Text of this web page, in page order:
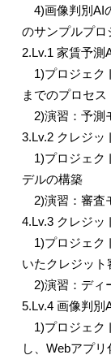
4)画像判別 AI
のサンプルプロ
2.Lv.1 家賃予測
1)プロジェク
までのプロセス
2)演習：予測
3.Lv.2 クレジッ
1)プロジェク
デルの構築
2)演習：審査
4.Lv.3 クレジッ
1)プロジェク
いたクレジッ
2)演習：ディ
5.Lv.4 画像判別
1)プロジェク
し、 Webアプリ